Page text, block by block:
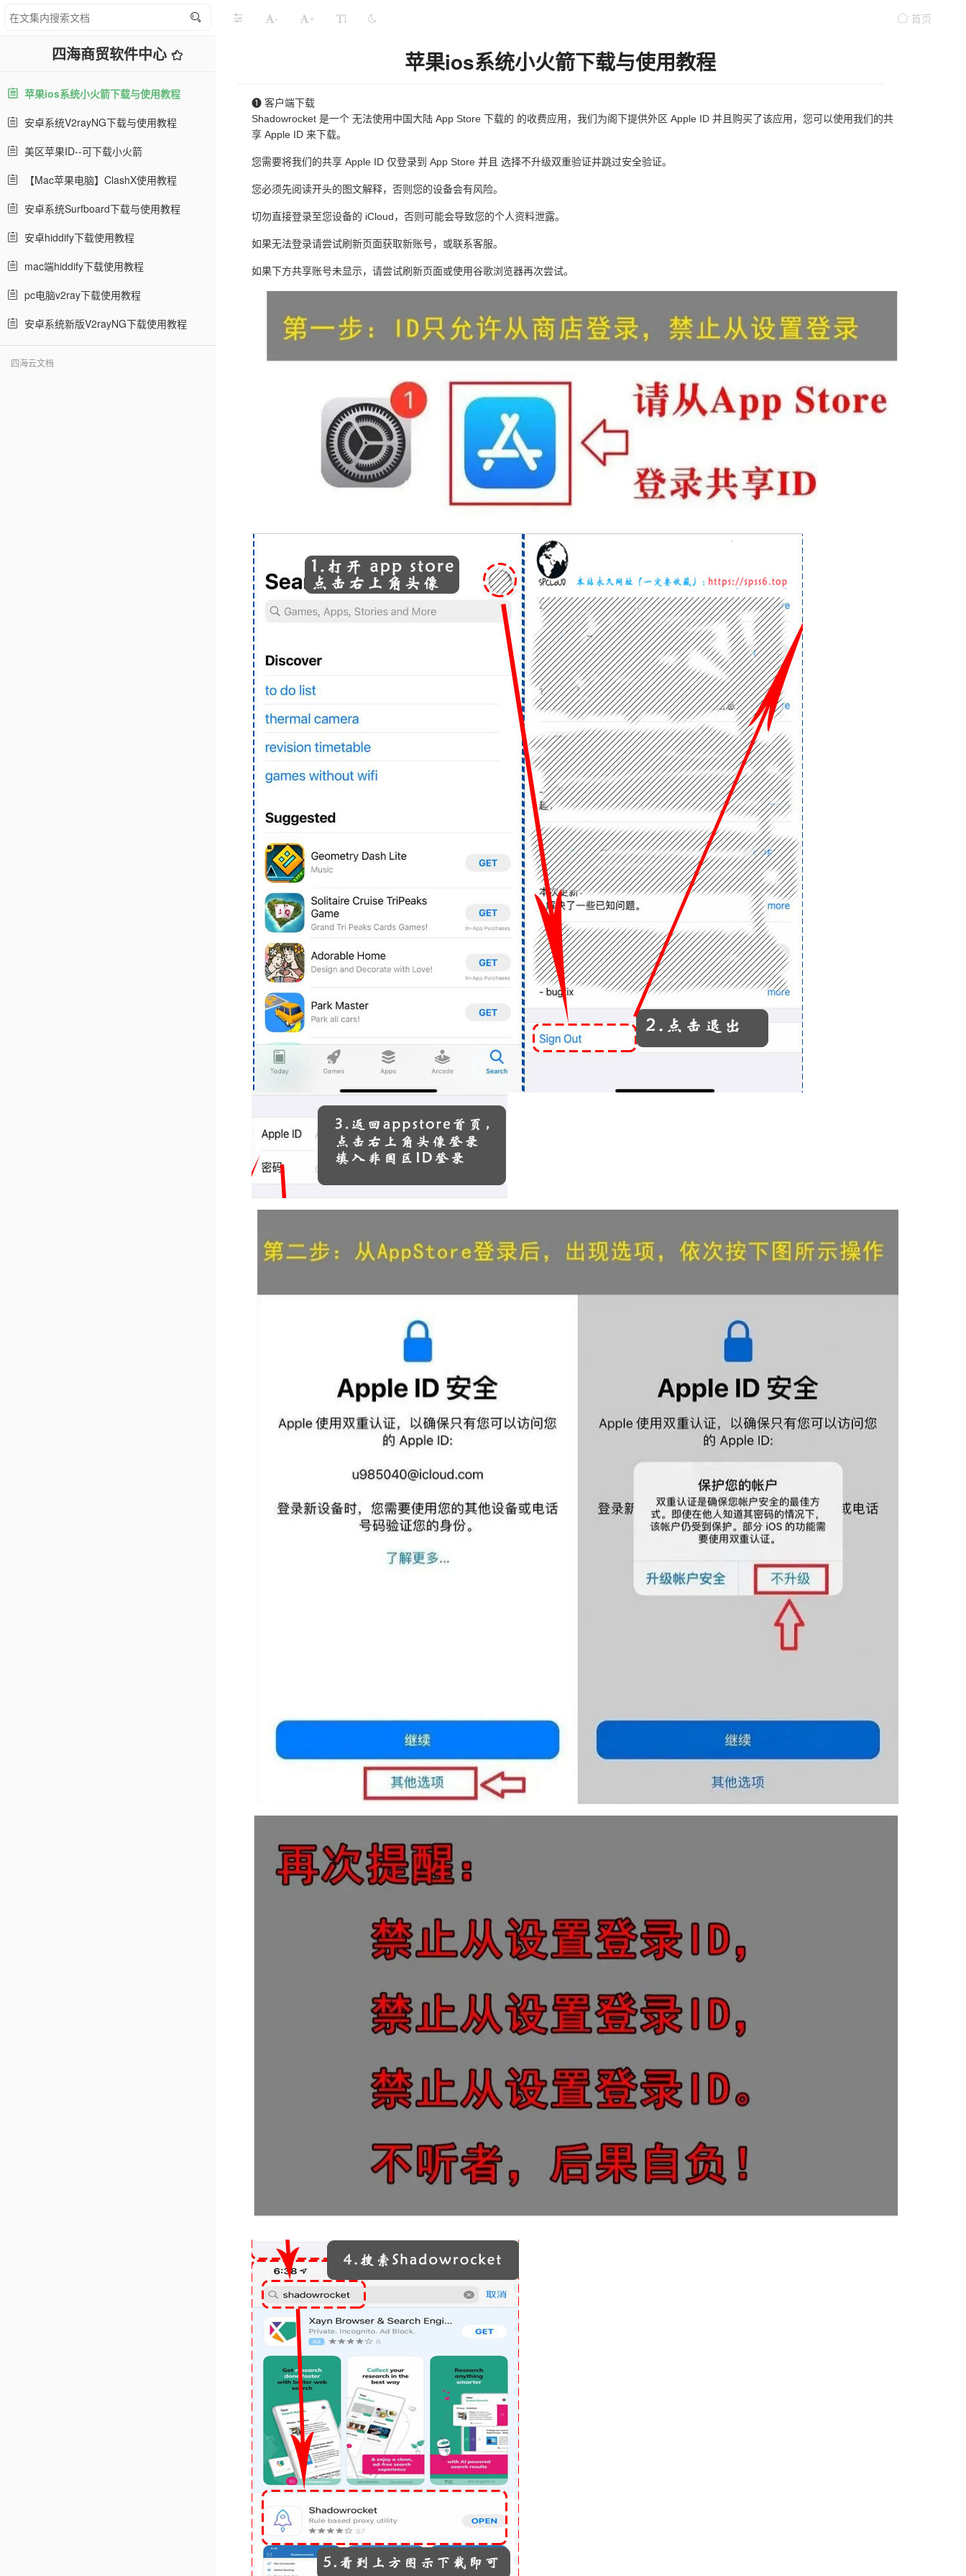
四海商贸软件中心
苹果ios系统小火箭下载与使用教程
安卓系统V2rayNG下载与使用教程
美区苹果ID--可下载小火箭
【Mac苹果电脑】ClashX使用教程
安卓系统Surfboard下载与使用教程
安卓hiddify下载使用教程
mac端hiddify下载使用教程
pc电脑v2ray下载使用教程
安卓系统新版V2rayNG下载使用教程
四海云文档
- + 首页
苹果ios系统小火箭下载与使用教程
❶ 客户端下载
Shadowrocket 是一个 无法使用中国大陆 App Store 下载的 的收费应用，我们为阁下提供外区 Apple ID 并且购买了该应用，您可以使用我们的共
享 Apple ID 来下载。
您需要将我们的共享 Apple ID 仅登录到 App Store 并且 选择不升级双重验证并跳过安全验证。
您必须先阅读开头的图文解释，否则您的设备会有风险。
切勿直接登录至您设备的 iCloud，否则可能会导致您的个人资料泄露。
如果无法登录请尝试刷新页面获取新账号，或联系客服。
如果下方共享账号未显示，请尝试刷新页面或使用谷歌浏览器再次尝试。